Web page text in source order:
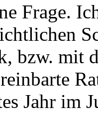
Frage.
bzw. mit
Jahr im